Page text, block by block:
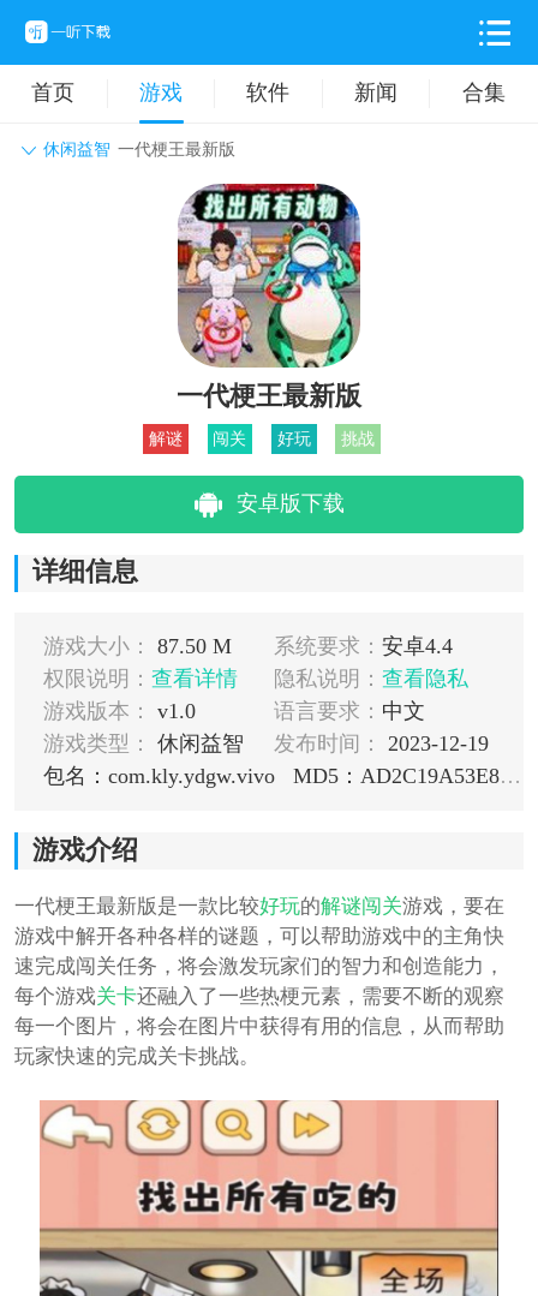
首页 游戏 软件 新闻 合集
休闲益智 一代梗王最新版
动作格斗 休闲益智
卡牌对战 音乐舞蹈
挂机养成
一代梗王最新版
解谜 闯关 好玩 挑战
安卓版下载
详细信息
游戏大小： 87.50 M 系统要求： 安卓4.4
权限说明： 查看详情 隐私说明： 查看隐私
游戏版本：
v1.0 语言要求： 中文
游戏类型：
休闲益智 发布时间：
2023-12-19
包名：com.kly.ydgw.vivo
MD5：AD2C19A53E830C204291E0289DA82923
游戏介绍
一代梗王最新版是一款比较好玩的解谜闯关游戏，要在
游戏中解开各种各样的谜题，可以帮助游戏中的主角快
速完成闯关任务，将会激发玩家们的智力和创造能力，
每个游戏关卡还融入了一些热梗元素，需要不断的观察
每一个图片，将会在图片中获得有用的信息，从而帮助
玩家快速的完成关卡挑战。